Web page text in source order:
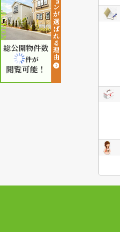
総公開物件数
件が
閲覧可能！